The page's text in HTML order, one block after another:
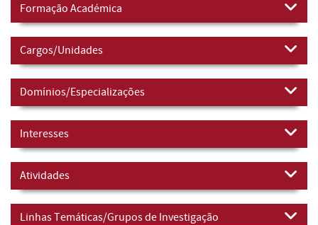
Formação Académica
Cargos/Unidades
Domínios/Especializações
Interesses
Atividades
Linhas Temáticas/Grupos de Investigação